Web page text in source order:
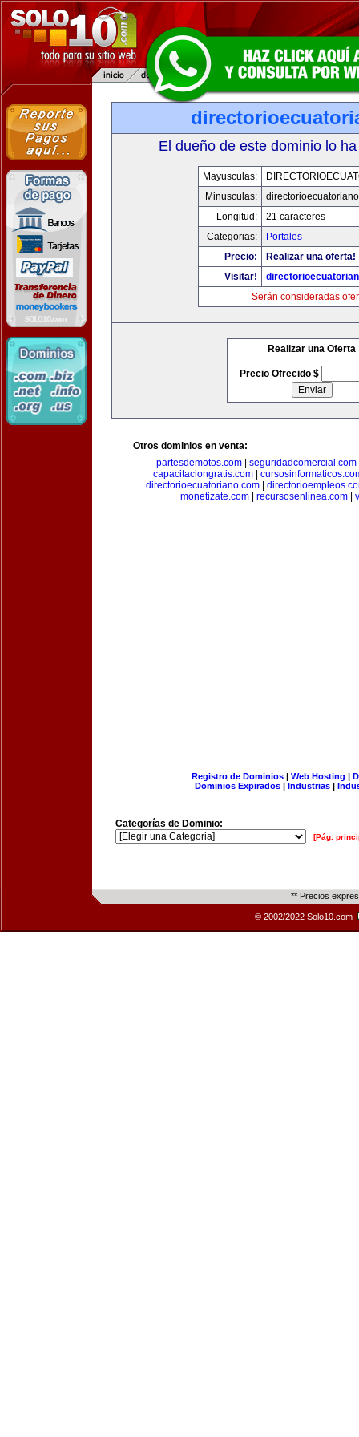
El dueño de este dominio lo
Mayusculas:
Minusculas:
Longitud:
21 caracteres
Categorias:
Portales
Precio:
Realizar una oferta!
Visitar!
Serán consideradas
Realizar una Oferta
Precio Ofrecido $
Otros dominios en venta:
partesdemotos.com| seguridadcomercial.com
capacitaciongratis.com|
directorioecuatoriano.com
monetizate.com
recursosenlinea.com
Registro de Dominios| Web Hosting |
Dominios Expirados | Industrias |
Categorías de Dominio:
[Pág.
** Precios
© 2002/2022 Solo10.com